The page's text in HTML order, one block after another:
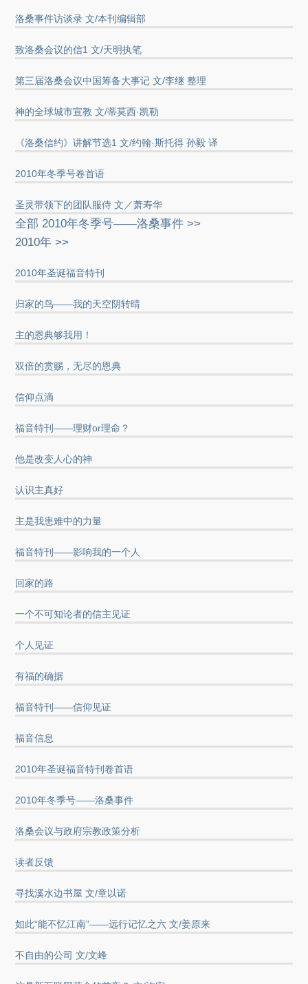
洛桑事件访谈录 文/本刊编辑部
致洛桑会议的信1 文/天明执笔
第三届洛桑会议中国筹备大事记 文/李继 整理
神的全球城市宣教 文/蒂莫西·凯勒
《洛桑信约》讲解节选1 文/约翰·斯托得 孙毅 译
2010年冬季号卷首语
圣灵带领下的团队服侍 文／萧寿华
全部 2010年冬季号——洛桑事件 >>
2010年 >>
2010年圣诞福音特刊
归家的鸟——我的天空阴转晴
主的恩典够我用！
双倍的赏赐，无尽的恩典
信仰点滴
福音特刊——理财or理命？
他是改变人心的神
认识主真好
主是我患难中的力量
福音特刊——影响我的一个人
回家的路
一个不可知论者的信主见证
个人见证
有福的确据
福音特刊——信仰见证
福音信息
2010年圣诞福音特刊卷首语
2010年冬季号——洛桑事件
洛桑会议与政府宗教政策分析
读者反馈
寻找溪水边书屋 文/章以诺
如此“能不忆江南”——远行记忆之六 文/姜原来
不自由的公司 文/文峰